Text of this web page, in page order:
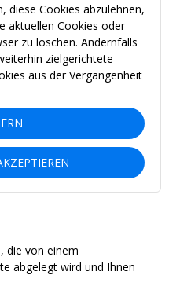
diese Cookies abzulehnen,
aktuellen Cookies oder
zu löschen. Andernfalls
zielgerichtete
aus der Vergangenheit
die von einem
abgelegt wird und Ihnen